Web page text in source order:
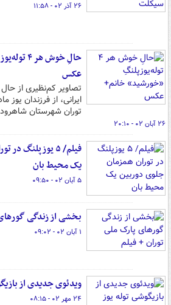
۲۶ آذر ۰۲ - ۱۱:۵۸
حالِ خوش
عکس
تصاویر کم‌نظیری از
ایرانی، از فرزندان
توران شهرستان
۲۶ آبان ۰۲ - ۲۰:۱۰
فیلم/ ۵ یوزپلنگ
یک محیط بان
۵ آبان ۰۲ - ۰۹:۵۰
بخشی از زندگی
۱ آبان ۰۲ - ۰۹:۰۲
ویدئوی جدیدی از
۲۴ مهر ۰۲ - ۰۸:۱۵